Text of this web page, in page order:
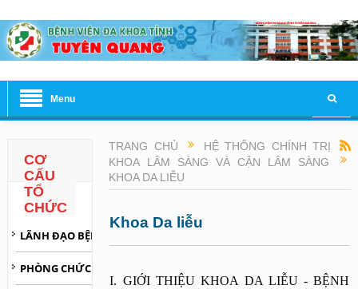
Menu
CƠ
CẤU
TỔ
CHỨC
LÃNH ĐẠO BỆNH VIỆN
PHÒNG CHỨC NĂNG TRỰC THUỘC
TRANG CHỦ
HỆ THỐNG CHÍNH TRỊ
KHOA LÂM SÀNG VÀ CẬN LÂM SÀNG
KHOA DA LIỄU
Khoa Da liễu
I. GIỚI THIỆU KHOA DA LIỄU - BỆNH